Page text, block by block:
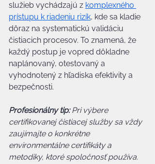
služieb vychádzajú z komplexného
prístupu k riadeniu rizík, kde sa kladie
dôraz na systematickú validáciu
čistiacich procesov. To znamená, že
každý postup je vopred dôkladne
naplánovaný, otestovaný a
vyhodnotený z hľadiska efektivity a
bezpečnosti.
Profesionálny tip: Pri výbere
certifikovanej čistiacej služby sa vždy
zaujímajte o konkrétne
environmentálne certifikáty a
metodiky, ktoré spoločnosť používa.